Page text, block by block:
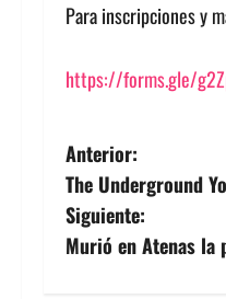
Para inscripciones y
https://forms.gle/
N
a
v
Anterior:
The Underground
Siguiente:
Murió en Atenas la